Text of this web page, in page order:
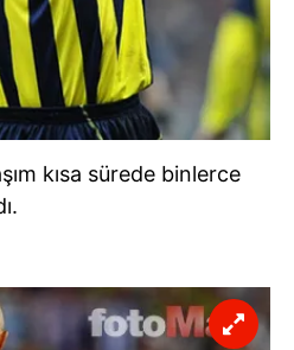
kısa sürede binlerce